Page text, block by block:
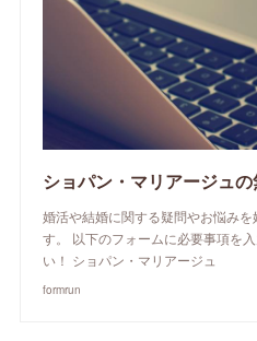
ショパン・マリアージュ
婚活や結婚に関する疑問やお悩み
す。 以下のフォームに必要事項を
い！ ショパン・マリアージュ
formrun